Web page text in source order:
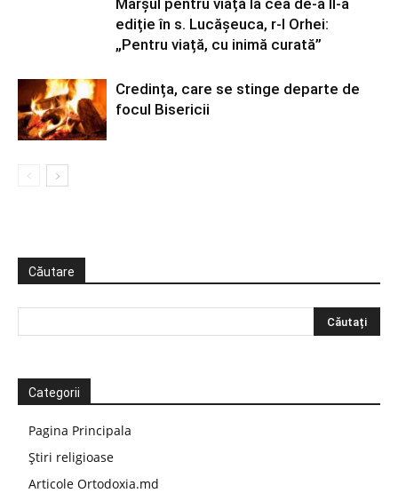
Marșul pentru viață la cea de-a II-a
ediție în s. Lucășeuca, r-l Orhei:
„Pentru viață, cu inimă curată”
Credința, care se stinge departe de
focul Bisericii
Căutare
Categorii
Pagina Principala
Știri religioase
Articole Ortodoxia.md